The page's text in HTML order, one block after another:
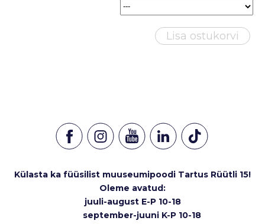
Lisa ostukorvi
Külasta ka füüsilist muuseumipoodi Tartus Rüütli 15!
Oleme avatud:
juuli-august E-P 10-18
september-juuni K-P 10-18